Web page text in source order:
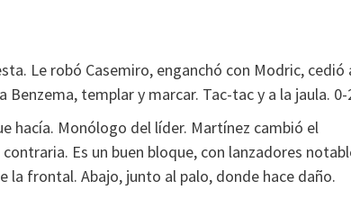
Le robó Casemiro, enganchó con Modric, cedió
templar y marcar. Tac-tac y a la jaula. 0-
hacía. Monólogo del líder. Martínez cambió el
Es un buen bloque, con lanzadores
la frontal. Abajo, junto al palo, donde hace daño.